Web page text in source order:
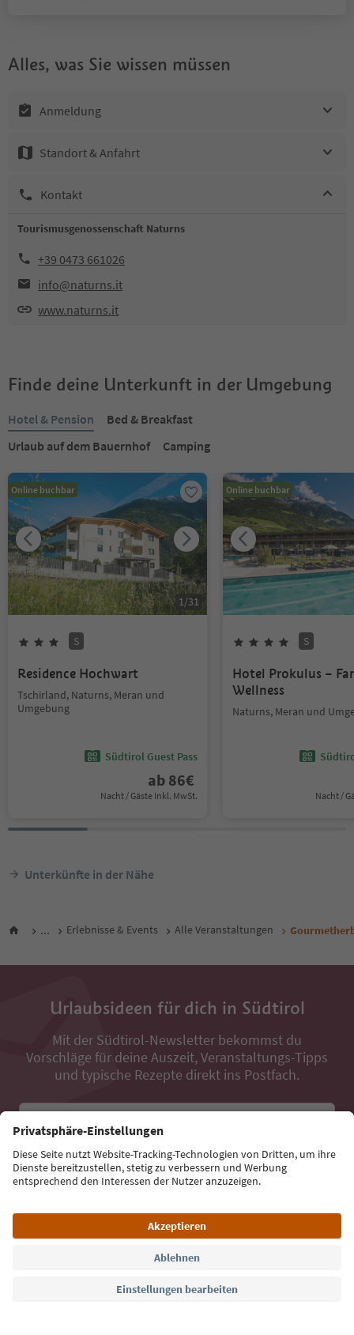
Alles, was Sie wissen müssen
Anmeldung
Standort & Anfahrt
Kontakt
Tourismusgenossenschaft Naturns
+39 0473 661026
info@naturns.it
www.naturns.it
Finde deine Unterkunft in der Umgebung
Hotel & Pension
Bed & Breakfast
Urlaub auf dem Bauernhof
Camping
Online buchbar
1/31
S
Residence Hochwart
Tschirland, Naturns, Meran und
Umgebung
Südtirol Guest Pass
ab 86€
Nacht / Gäste Inkl. MwSt.
Online buchbar
S
Hotel Prokulus –
Wellness
Naturns, Meran und
Nacht /
Unterkünfte in der Nähe
... Erlebnisse & Events Alle Veranstaltungen
Urlaubsideen für dich in Südtirol
Mit der Südtirol-Newsletter bekommst du
Vorschläge für deine Auszeit, Veranstaltungs-Tipps
und typische Rezepte direkt ins Postfach.
Jetzt anmelden